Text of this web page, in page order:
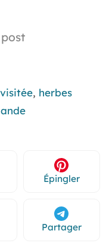
, herbes
Épingler
Partager